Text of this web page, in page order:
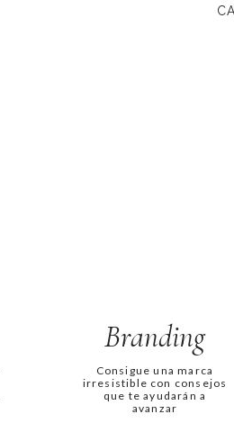
Branding
Consigue una marca
irresistible con consejos
que te ayudarán a
avanzar